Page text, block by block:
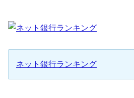
ネット銀行ランキング